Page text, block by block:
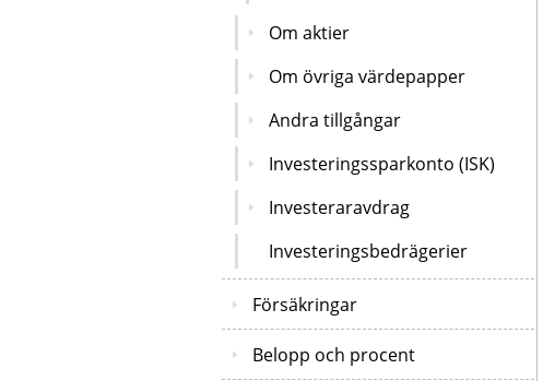
Om aktier
Om övriga värdepapper
Andra tillgångar
Investeringssparkonto (ISK)
Investeraravdrag
Investeringsbedrägerier
Försäkringar
Belopp och procent